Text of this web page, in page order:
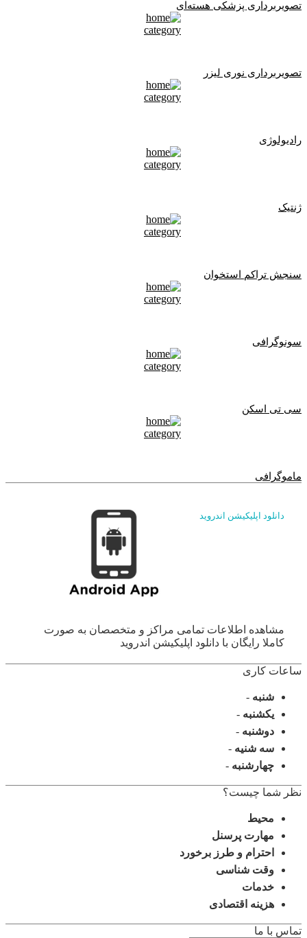
تصویربرداری پزشکی هسته‌ای
تصویربرداری نوری لیزر
رادیولوژی
ژنتیک
سنجش تراکم استخوان
سونوگرافی
سی تی اسکن
ماموگرافی
دانلود اپلیکیشن اندروید
مشاهده اطلاعات تمامی مراکز و متخصصان به صورت
کاملا رایگان با دانلود اپلیکیشن اندروید
ساعات کاری
شنبه -
یکشنبه -
دوشنبه -
سه شنیه -
چهارشنبه -
نظر شما چیست؟
محیط
مهارت پرسنل
احترام و طرز برخورد
وقت شناسی
خدمات
هزینه اقتصادی
تماس با ما